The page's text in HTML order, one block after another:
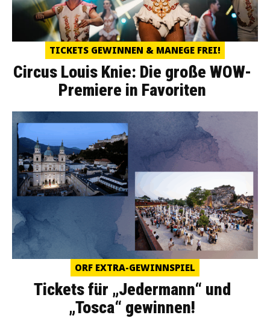
TICKETS GEWINNEN & MANEGE FREI!
Circus Louis Knie: Die große WOW-
Premiere in Favoriten
ORF EXTRA-GEWINNSPIEL
Tickets für „Jedermann“ und
„Tosca“ gewinnen!